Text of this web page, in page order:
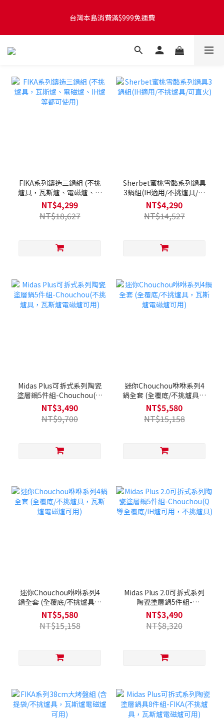
出貨
台灣本島消費滿$999免運費
台灣本島訂單將於付款完成後的下個工作天起，2~4個工作天完成
FIKA系列鑄造三鍋組 (不挑
爐具，瓦斯爐、電磁爐、IH
爐等都可使用)
NT$4,299
NT$18,627
Sherbet蜜桃雪酪系列鍋具
3鍋組(IH適用/不挑爐具/可
直火)
NT$4,290
NT$14,527
Midas Plus可拆式系列陶瓷
塗層鍋5件組-Chouchou(不
挑爐具，瓦斯爐電磁爐可用)
NT$3,490
NT$9,700
迷你Chouchou咻咻系列4
鍋全套 (全覆底/不挑爐具，
瓦斯爐電磁爐可用)
NT$5,580
NT$15,158
迷你Chouchou咻咻系列4
鍋全套 (全覆底/不挑爐具，
瓦斯爐電磁爐可用)
NT$5,580
NT$15,158
Midas Plus 2.0可拆式系列
陶瓷塗層鍋5件組-
Chouchou(Q導全覆底/IH爐
可用，不挑爐具)
NT$3,490
NT$8,320